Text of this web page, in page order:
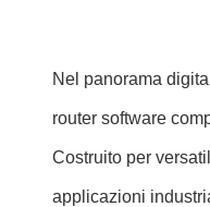
Nel panorama
router software
Costruito per
applicazioni